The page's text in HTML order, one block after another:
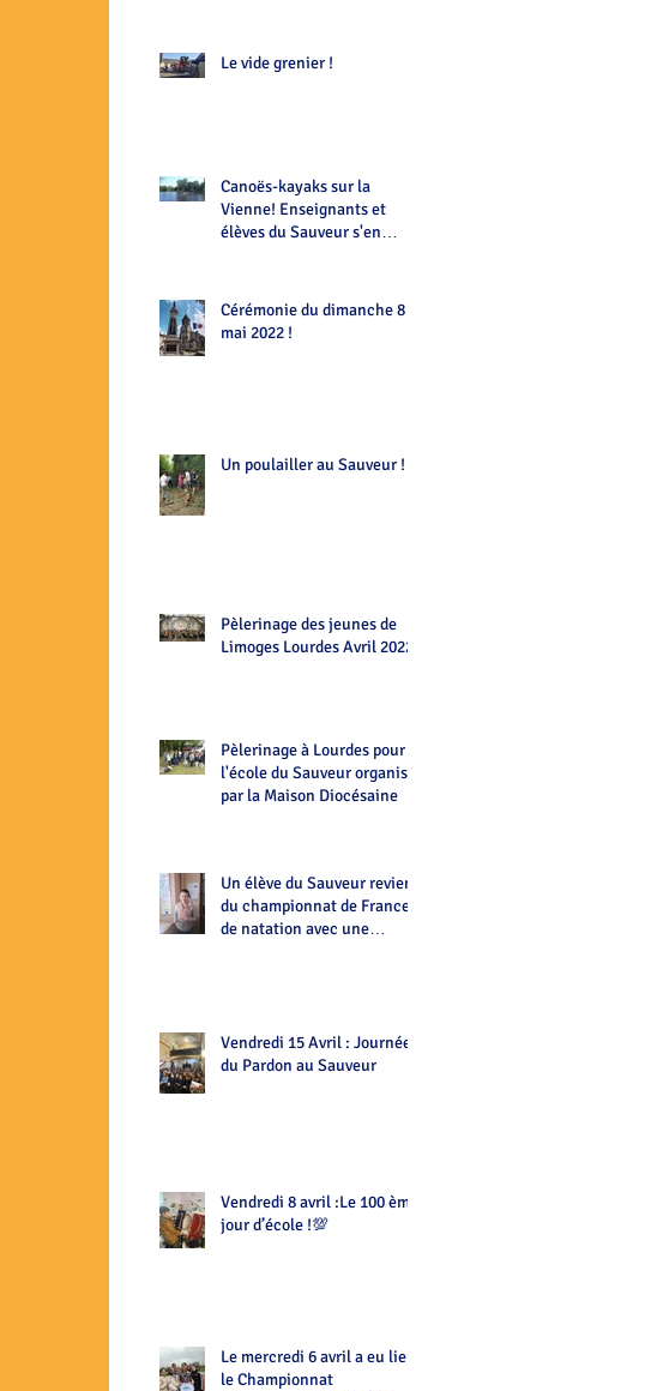
Le vide grenier !
Canoës-kayaks sur la
Vienne! Enseignants et
élèves du Sauveur s'en
Cérémonie du dimanche 8
mai 2022 !
Un poulailler au Sauveur !
Pèlerinage des jeunes de
Limoges Lourdes Avril 2022
Pèlerinage à Lourdes pour
l'école du Sauveur organisé
par la Maison Diocésaine
Un élève du Sauveur revient
du championnat de France
de natation avec une
Vendredi 15 Avril : Journée
du Pardon au Sauveur
Vendredi 8 avril :Le 100 ème
jour d’école !💯
Le mercredi 6 avril a eu lieu
le Championnat